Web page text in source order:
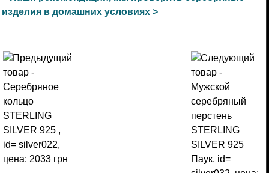
изделия в домашних условиях >